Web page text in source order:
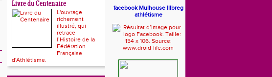
Livre du Centenaire
L'ouvrage
richement
illustré, qui
retrace
l’Histoire de la
Fédération
Française
d'Athlétisme.
facebook Mulhouse Illbreg
athlétisme